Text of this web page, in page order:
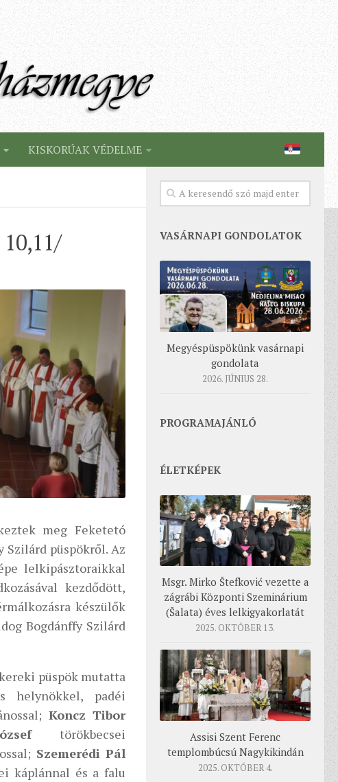
KISKORÚAK VÉDELME
meg Feketetó
püspökről. Az
lelkipásztoraikkal
kezdődött,
készülők
Bogdánffy Szilárd
püspök mutatta
helynökkel, padéi
Koncz Tibor
törökbecsei
Szemerédi Pál
káplánnal és a falu
VASÁRNAPI GONDOLATOK
Megyéspüspökünk vasárnapi
gondolata
2026. JÚNIUS 28.
PROGRAMAJÁNLÓ
ÉLETKÉPEK
Msgr. Mirko Štefković vezette a
zágrábi Központi Szeminárium
(Šalata) éves lelkigyakorlatát
2025. OKTÓBER 13.
Assisi Szent Ferenc
templombúcsú Nagykikindán
2025. OKTÓBER 4.